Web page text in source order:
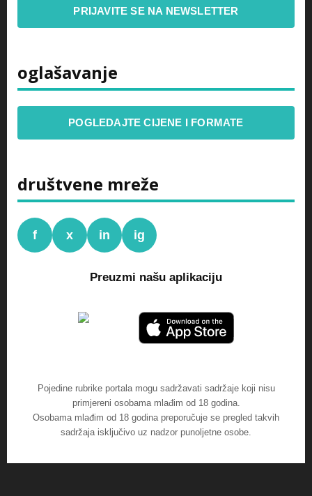
PRIJAVITE SE NA NEWSLETTER
oglašavanje
POGLEDAJTE CIJENE I FORMATE
društvene mreže
f x in ig
Preuzmi našu aplikaciju
Pojedine rubrike portala mogu sadržavati sadržaje koji nisu
primjereni osobama mlađim od 18 godina.
Osobama mlađim od 18 godina preporučuje se pregled takvih
sadržaja isključivo uz nadzor punoljetne osobe.